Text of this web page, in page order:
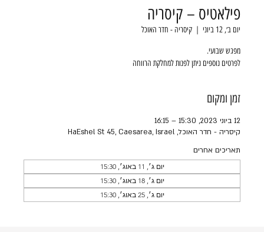
פילאטיס – קיסריה
יום ב׳, 12 ביוני
  |
קיסריה - חדר האוכל
לפרטים נוספים ניתן לפנות למחלקת הרווחה
זמן ומקום
12 ביוני 2023, 15:30 – 16:15
קיסריה - חדר האוכל, HaEshel St 45, Caesarea, Israel
תאריכים אחרים
יום ג׳, 11 באוג׳, 15:30
יום ג׳, 18 באוג׳, 15:30
יום ג׳, 25 באוג׳, 15:30